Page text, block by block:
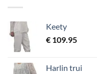
Keety
€ 109.95
Harlin trui